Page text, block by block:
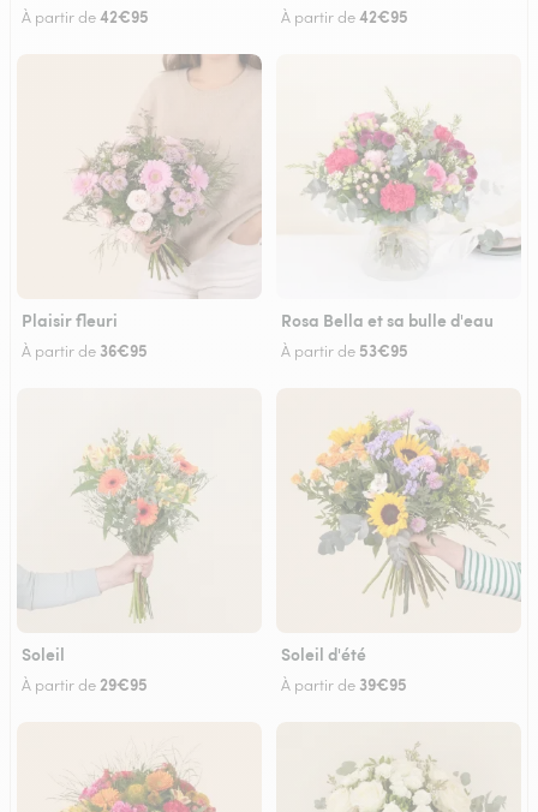
À partir de42€95 À partir de42€95
Plaisir fleuri
À partir de 36€95
Rosa Bella et sa bulle d'eau
À partir de 53€95
Soleil
À partir de 29€95
Soleil d'été
À partir de 39€95